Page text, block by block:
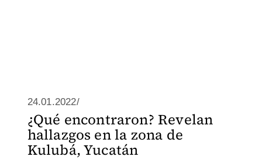
24.01.2022/
¿Qué encontraron? Revelan
hallazgos en la zona de
Kulubá, Yucatán